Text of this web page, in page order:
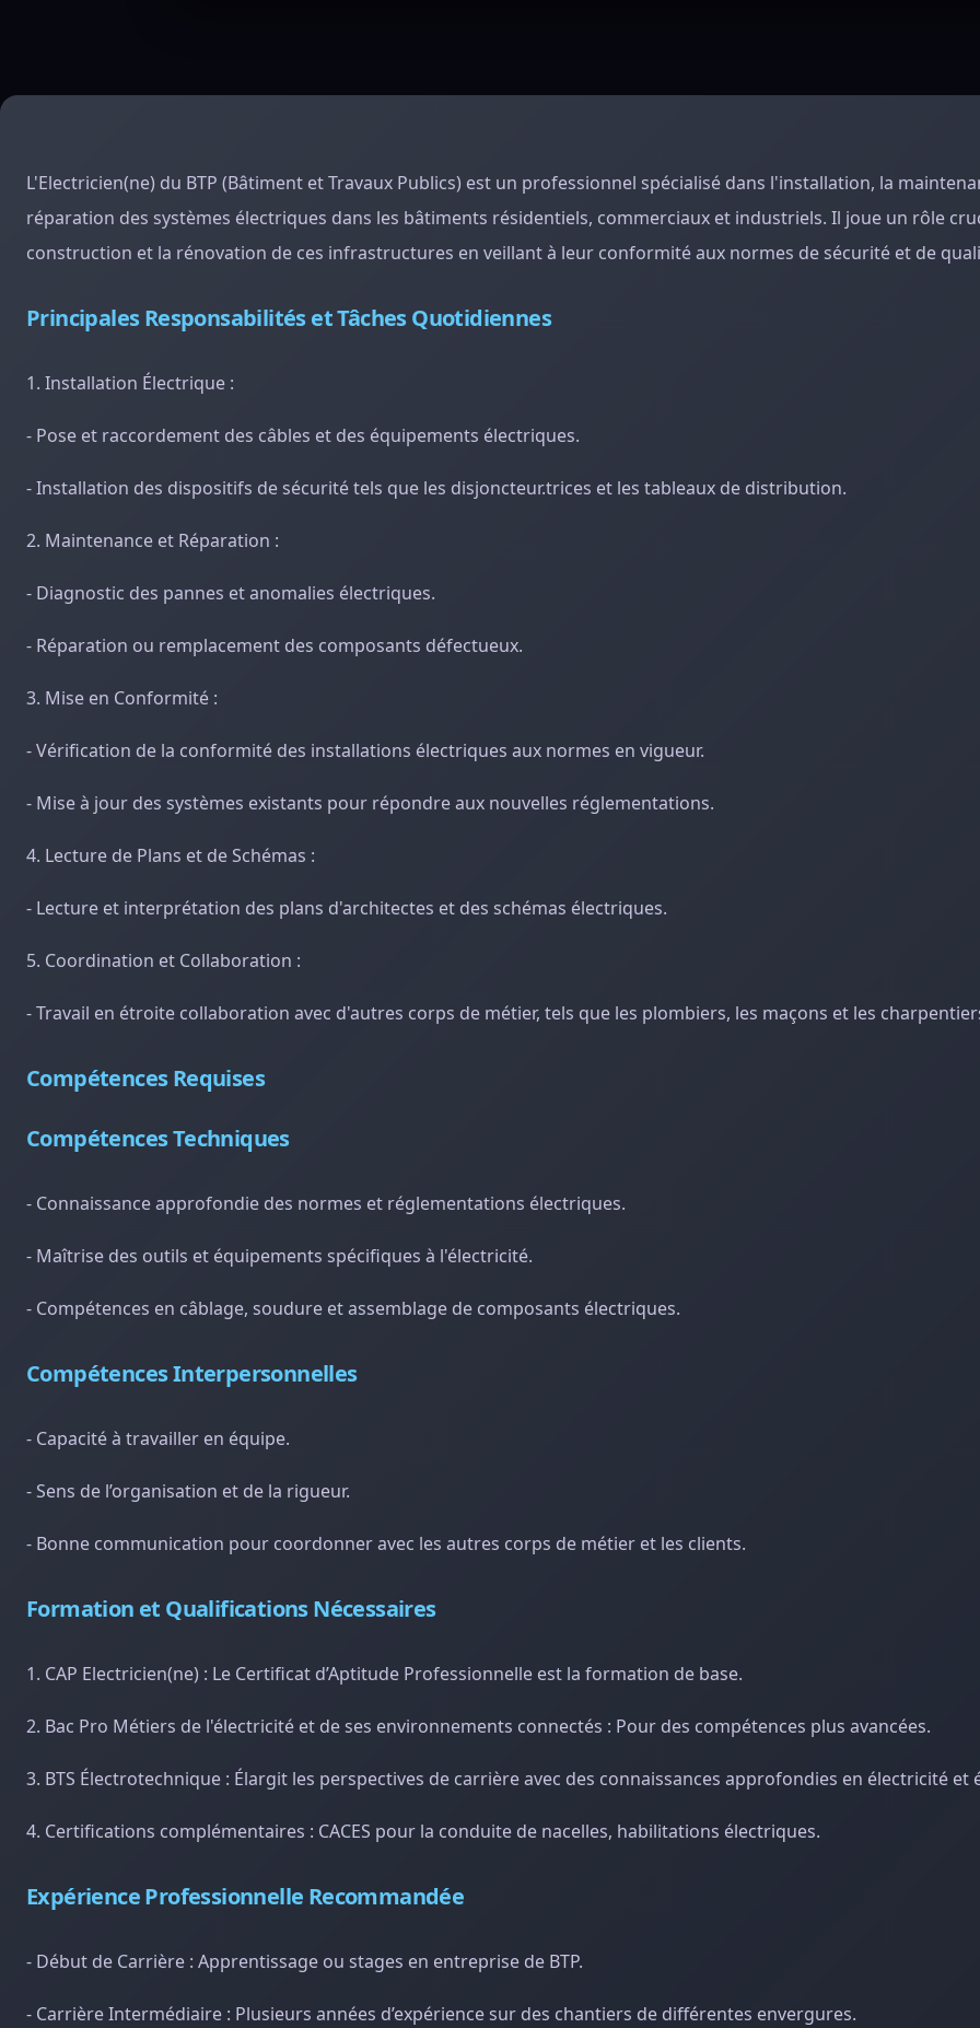
L'Electricien(ne) du BTP (Bâtiment et Travaux Publics) est un professionnel spécialisé dans l'installation, la
réparation des systèmes électriques dans les bâtiments résidentiels, commerciaux et industriels. Il joue un rôle
construction et la rénovation de ces infrastructures en veillant à leur conformité aux normes de sécurité et de
Principales Responsabilités et Tâches Quotidiennes
1. Installation Électrique :
- Pose et raccordement des câbles et des équipements électriques.
- Installation des dispositifs de sécurité tels que les disjoncteur.trices et les tableaux de distribution.
2. Maintenance et Réparation :
- Diagnostic des pannes et anomalies électriques.
- Réparation ou remplacement des composants défectueux.
3. Mise en Conformité :
- Vérification de la conformité des installations électriques aux normes en vigueur.
- Mise à jour des systèmes existants pour répondre aux nouvelles réglementations.
4. Lecture de Plans et de Schémas :
- Lecture et interprétation des plans d'architectes et des schémas électriques.
5. Coordination et Collaboration :
- Travail en étroite collaboration avec d'autres corps de métier, tels que les plombiers, les maçons et les
Compétences Requises
Compétences Techniques
- Connaissance approfondie des normes et réglementations électriques.
- Maîtrise des outils et équipements spécifiques à l'électricité.
- Compétences en câblage, soudure et assemblage de composants électriques.
Compétences Interpersonnelles
- Capacité à travailler en équipe.
- Sens de l’organisation et de la rigueur.
- Bonne communication pour coordonner avec les autres corps de métier et les clients.
Formation et Qualifications Nécessaires
1. CAP Electricien(ne) : Le Certificat d’Aptitude Professionnelle est la formation de base.
2. Bac Pro Métiers de l'électricité et de ses environnements connectés : Pour des compétences plus avancées.
3. BTS Électrotechnique : Élargit les perspectives de carrière avec des connaissances approfondies en électricité et
4. Certifications complémentaires : CACES pour la conduite de nacelles, habilitations électriques.
Expérience Professionnelle Recommandée
- Début de Carrière : Apprentissage ou stages en entreprise de BTP.
- Carrière Intermédiaire : Plusieurs années d’expérience sur des chantiers de différentes envergures.